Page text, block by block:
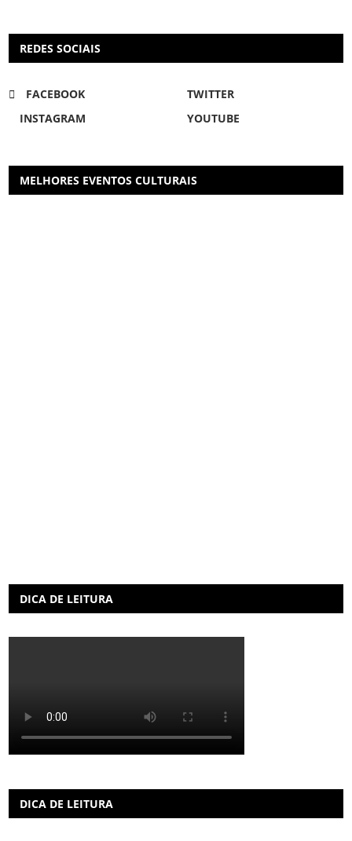
REDES SOCIAIS
FACEBOOK
TWITTER
INSTAGRAM
YOUTUBE
MELHORES EVENTOS CULTURAIS
DICA DE LEITURA
DICA DE LEITURA